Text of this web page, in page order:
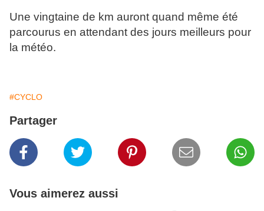
Une vingtaine de km auront quand même été
parcourus en attendant des jours meilleurs pour
la météo.
#CYCLO
Partager
Vous aimerez aussi